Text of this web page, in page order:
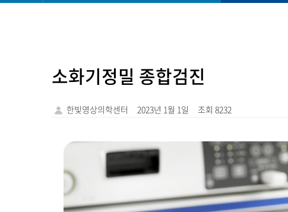
소화기정밀 종합검진
한빛영상의학센터 2023년 1월 1일 조회 8232